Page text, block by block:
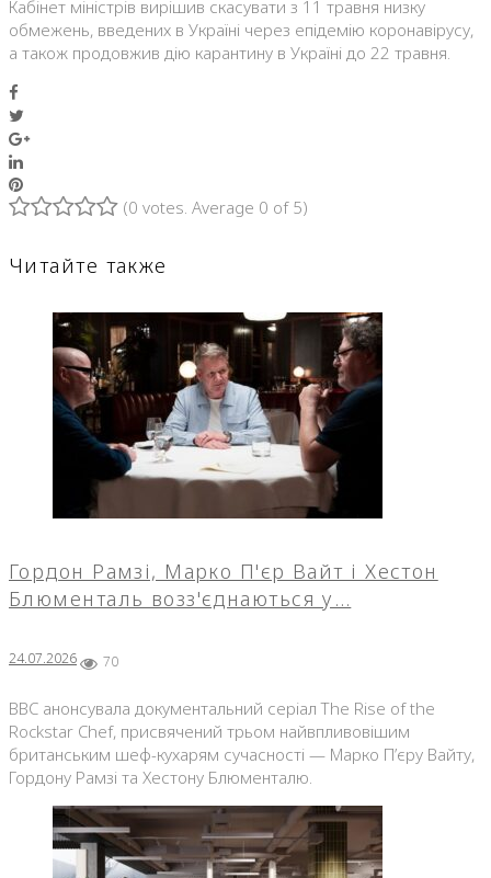
Кабінет міністрів вирішив скасувати з 11 травня низку
обмежень, введених в Україні через епідемію коронавірусу,
а також продовжив дію карантину в Україні до 22 травня.
Google+
LinkedIn
Pinterest
(0 votes. Average 0 of 5)
Читайте также
Гордон Рамзі, Марко П'єр Вайт і Хестон
Блюменталь возз'єднаються у…
24.07.2026 70
BBC анонсувала документальний серіал The Rise of the
Rockstar Chef, присвячений трьом найвпливовішим
британським шеф-кухарям сучасності — Марко П’єру Вайту,
Гордону Рамзі та Хестону Блюменталю.